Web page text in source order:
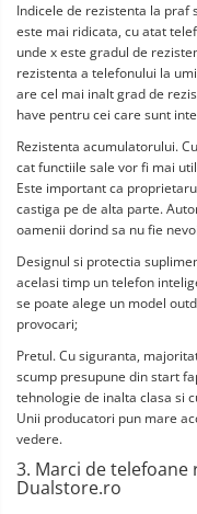
Indicele de rezistenta la praf
este mai ridicata, cu atat
unde x este gradul de
rezistenta a telefonului la
are cel mai inalt grad de
have pentru cei care sunt
Rezistenta acumulatorului.
cat functiile sale vor fi mai
Este important ca
castiga pe de alta parte.
oamenii dorind sa nu fie
Designul si protectia
acelasi timp un telefon
se poate alege un model
provocari;
Pretul. Cu siguranta,
scump presupune din start
tehnologie de inalta clasa si
Unii producatori pun mare
vedere.
3. Marci de
Dualstore.ro